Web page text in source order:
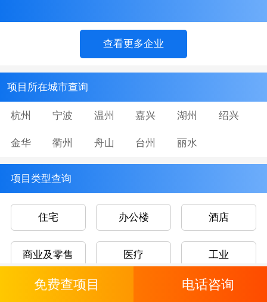
查看更多企业
项目所在城市查询
杭州 宁波 温州 嘉兴 湖州 绍兴
金华 衢州 舟山 台州 丽水
项目类型查询
住宅 办公楼 酒店
商业及零售 医疗 工业
文娱康乐 交通枢纽及仓储
免费查项目 电话咨询